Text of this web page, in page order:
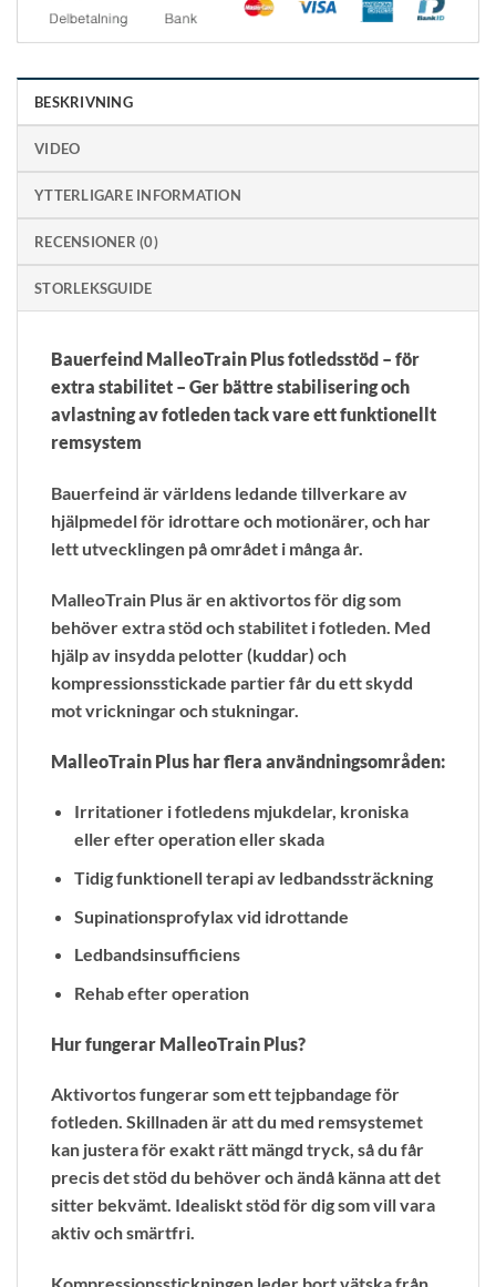
BESKRIVNING
VIDEO
YTTERLIGARE INFORMATION
RECENSIONER (0)
STORLEKSGUIDE
Bauerfeind MalleoTrain Plus fotledsstöd – för
extra stabilitet – Ger bättre stabilisering och
avlastning av fotleden tack vare ett funktionellt
remsystem
Bauerfeind är världens ledande tillverkare av
hjälpmedel för idrottare och motionärer, och har
lett utvecklingen på området i många år.
MalleoTrain Plus är en aktivortos för dig som
behöver extra stöd och stabilitet i fotleden. Med
hjälp av insydda pelotter (kuddar) och
kompressionsstickade partier får du ett skydd
mot vrickningar och stukningar.
MalleoTrain Plus har flera användningsområden:
Irritationer i fotledens mjukdelar, kroniska
eller efter operation eller skada
Tidig funktionell terapi av ledbandssträckning
Supinationsprofylax vid idrottande
Ledbandsinsufficiens
Rehab efter operation
Hur fungerar MalleoTrain Plus?
Aktivortos fungerar som ett tejpbandage för
fotleden. Skillnaden är att du med remsystemet
kan justera för exakt rätt mängd tryck, så du får
precis det stöd du behöver och ändå känna att det
sitter bekvämt. Idealiskt stöd för dig som vill vara
aktiv och smärtfri.